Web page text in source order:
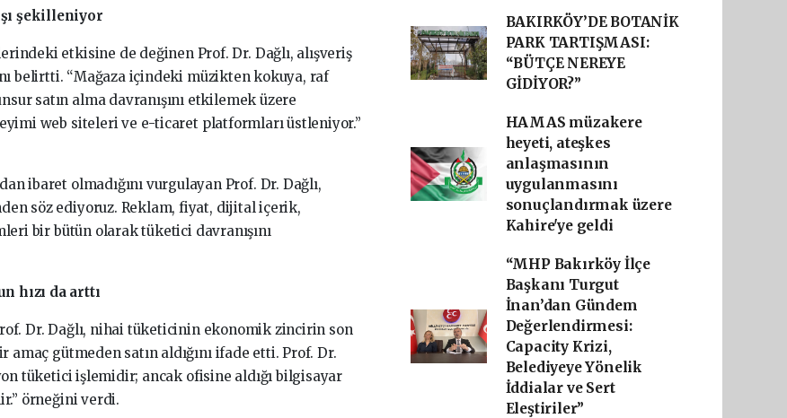
şekilleniyor
etkisine de değinen Prof. Dr. Dağlı, alışveriş
belirtti. “Mağaza içindeki müzikten kokuya, raf
satın alma davranışını etkilemek üzere
web siteleri ve e-ticaret platformları üstleniyor.”
ibaret olmadığını vurgulayan Prof. Dr. Dağlı,
söz ediyoruz. Reklam, fiyat, dijital içerik,
bir bütün olarak tüketici davranışını
hızı da arttı
Dr. Dağlı, nihai tüketicinin ekonomik zincirin son
amaç gütmeden satın aldığını ifade etti. Prof. Dr.
tüketici işlemidir; ancak ofisine aldığı bilgisayar
örneğini verdi.
BAKIRKÖY’DE BOTANİK
PARK TARTIŞMASI:
“BÜTÇE NEREYE
GİDİYOR?”
HAMAS müzakere
heyeti, ateşkes
anlaşmasının
uygulanmasını
sonuçlandırmak üzere
Kahire'ye geldi
“MHP Bakırköy İlçe
Başkanı Turgut
İnan’dan Gündem
Değerlendirmesi:
Capacity Krizi,
Belediyeye Yönelik
İddialar ve Sert
Eleştiriler”